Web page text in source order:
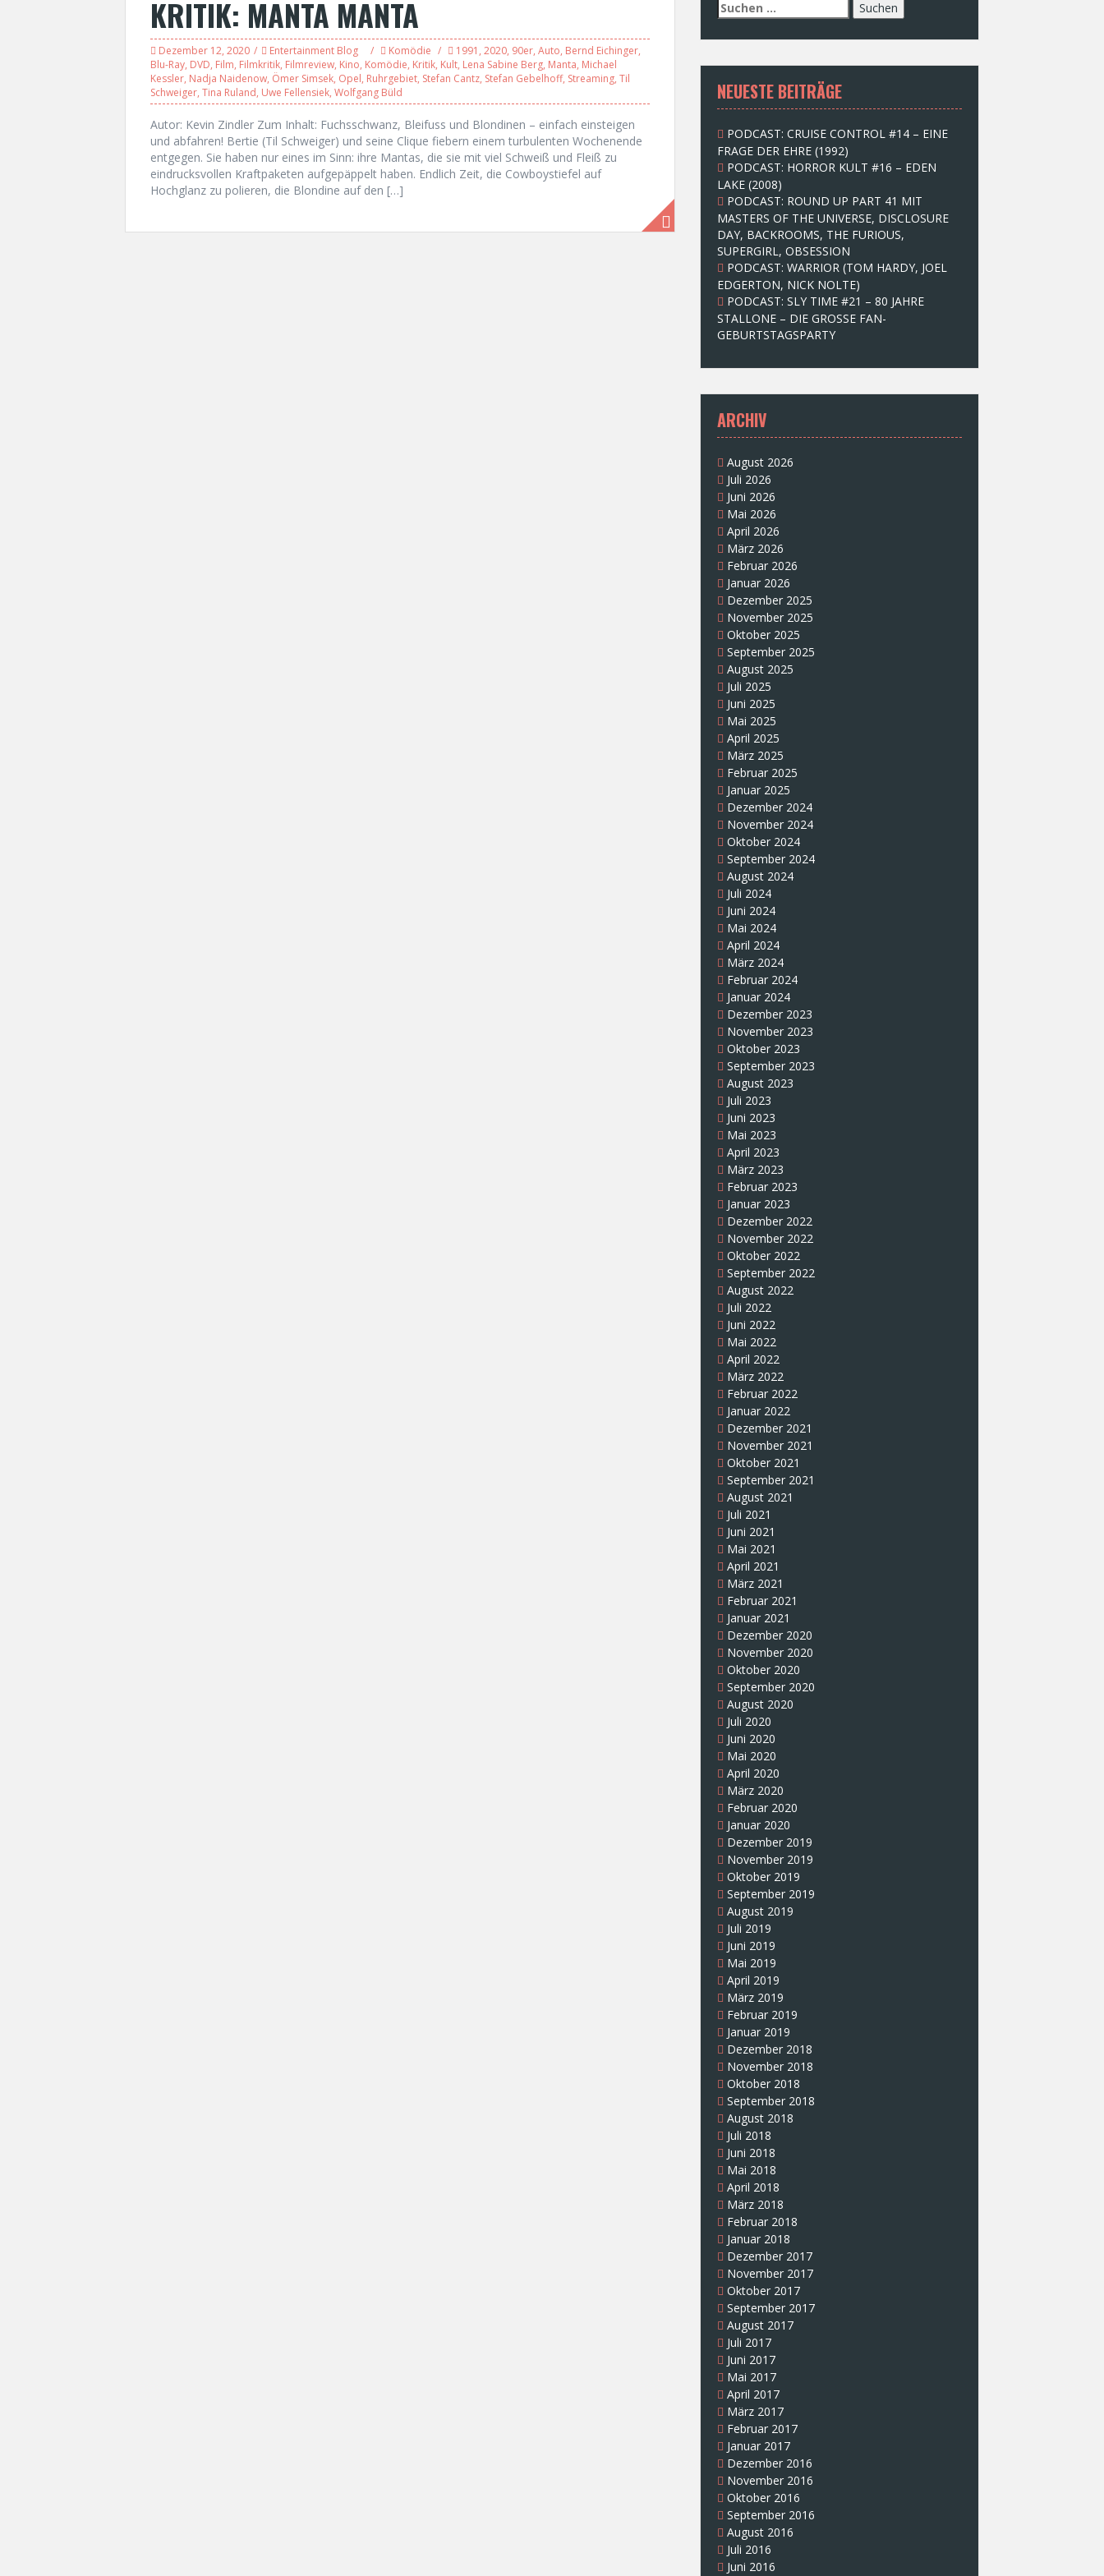
KRITIK: MANTA MANTA
Dezember 12, 2020 Entertainment Blog Komödie 1991 , 2020, 90er, Auto, Bernd Eichinger,
Blu-Ray, DVD, Film, Filmkritik, Filmreview, Kino, Komödie, Kritik, Kult, Lena Sabine Berg, Manta, Michael
Kessler, Nadja Naidenow, Ömer Simsek, Opel, Ruhrgebiet, Stefan Cantz, Stefan Gebelhoff, Streaming, Til
Schweiger, Tina Ruland, Uwe Fellensiek, Wolfgang Büld
Autor: Kevin Zindler Zum Inhalt: Fuchsschwanz, Bleifuss und Blondinen – einfach einsteigen
und abfahren! Bertie (Til Schweiger) und seine Clique fiebern einem turbulenten Wochenende
entgegen. Sie haben nur eines im Sinn: ihre Mantas, die sie mit viel Schweiß und Fleiß zu
eindrucksvollen Kraftpaketen aufgepäppelt haben. Endlich Zeit, die Cowboystiefel auf
Hochglanz zu polieren, die Blondine auf den […]
S
u
c
e
n
n
c
h
:
NEUESTE BEITRÄGE
PODCAST: CRUISE CONTROL #14 – EINE
FRAGE DER EHRE (1992)
PODCAST: HORROR KULT #16 – EDEN
LAKE (2008)
PODCAST: ROUND UP PART 41 MIT
MASTERS OF THE UNIVERSE, DISCLOSURE
DAY, BACKROOMS, THE FURIOUS,
SUPERGIRL, OBSESSION
PODCAST: WARRIOR (TOM HARDY, JOEL
EDGERTON, NICK NOLTE)
PODCAST: SLY TIME #21 – 80 JAHRE
STALLONE – DIE GROSSE FAN-
GEBURTSTAGSPARTY
ARCHIV
August 2026
Juli 2026
Juni 2026
Mai 2026
April 2026
März 2026
Februar 2026
Januar 2026
Dezember 2025
November 2025
Oktober 2025
September 2025
August 2025
Juli 2025
Juni 2025
Mai 2025
April 2025
März 2025
Februar 2025
Januar 2025
Dezember 2024
November 2024
Oktober 2024
September 2024
August 2024
Juli 2024
Juni 2024
Mai 2024
April 2024
März 2024
Februar 2024
Januar 2024
Dezember 2023
November 2023
Oktober 2023
September 2023
August 2023
Juli 2023
Juni 2023
Mai 2023
April 2023
März 2023
Februar 2023
Januar 2023
Dezember 2022
November 2022
Oktober 2022
September 2022
August 2022
Juli 2022
Juni 2022
Mai 2022
April 2022
März 2022
Februar 2022
Januar 2022
Dezember 2021
November 2021
Oktober 2021
September 2021
August 2021
Juli 2021
Juni 2021
Mai 2021
April 2021
März 2021
Februar 2021
Januar 2021
Dezember 2020
November 2020
Oktober 2020
September 2020
August 2020
Juli 2020
Juni 2020
Mai 2020
April 2020
März 2020
Februar 2020
Januar 2020
Dezember 2019
November 2019
Oktober 2019
September 2019
August 2019
Juli 2019
Juni 2019
Mai 2019
April 2019
März 2019
Februar 2019
Januar 2019
Dezember 2018
November 2018
Oktober 2018
September 2018
August 2018
Juli 2018
Juni 2018
Mai 2018
April 2018
März 2018
Februar 2018
Januar 2018
Dezember 2017
November 2017
Oktober 2017
September 2017
August 2017
Juli 2017
Juni 2017
Mai 2017
April 2017
März 2017
Februar 2017
Januar 2017
Dezember 2016
November 2016
Oktober 2016
September 2016
August 2016
Juli 2016
Juni 2016